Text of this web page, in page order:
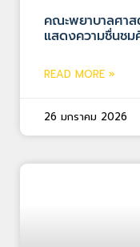
คณะพยาบาลศา
แสดงความชื่นชม
READ MORE »
26 มกราคม 2026